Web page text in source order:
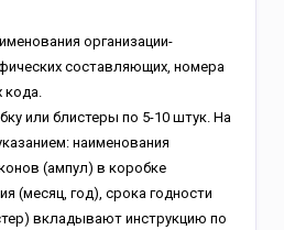
организации-
составляющих, номера
кода.
или блистеры по 5-10 штук. На
наименования
(ампул) в коробке
(месяц, год), срока годности
вкладывают инструкцию по